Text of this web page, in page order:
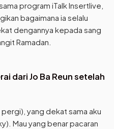
program iTalk Insertlive,
bagaimana ia selalu
dengannya kepada sang
Ramadan.
dari Jo Ba Reun setelah
yang dekat sama aku
Mau yang benar pacaran